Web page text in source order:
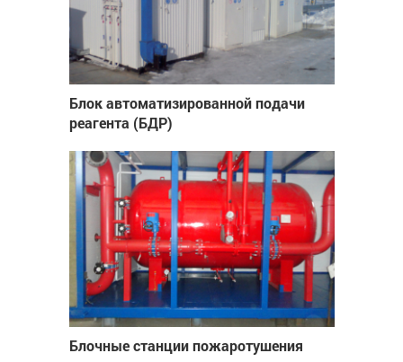
Блок автоматизированной подачи
реагента (БДР)
Блочные станции пожаротушения